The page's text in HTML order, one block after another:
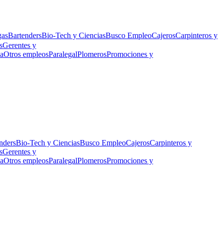
BartendersBio-Tech y CienciasBusco EmpleoCajerosCarpinteros y
Gerentes y
Otros empleosParalegalPlomerosPromociones y
Bio-Tech y CienciasBusco EmpleoCajerosCarpinteros y
Gerentes y
Otros empleosParalegalPlomerosPromociones y